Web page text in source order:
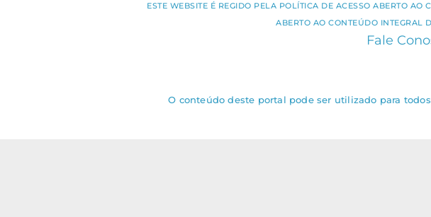
ESTE WEBSITE É REGIDO PELA POLÍTICA DE ACESSO ABERTO
ABERTO AO CONTEÚDO INTEGRAL
Fale
O conteúdo deste portal pode ser utilizado para